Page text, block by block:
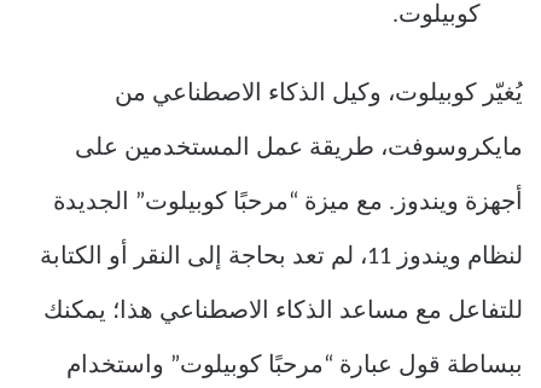
كوبيلوت.
يُغيّر كوبيلوت، وكيل الذكاء الاصطناعي من
مايكروسوفت، طريقة عمل المستخدمين على
أجهزة ويندوز. مع ميزة “مرحبًا كوبيلوت” الجديدة
لنظام ويندوز 11، لم تعد بحاجة إلى النقر أو الكتابة
للتفاعل مع مساعد الذكاء الاصطناعي هذا؛ يمكنك
ببساطة قول عبارة “مرحبًا كوبيلوت” واستخدام